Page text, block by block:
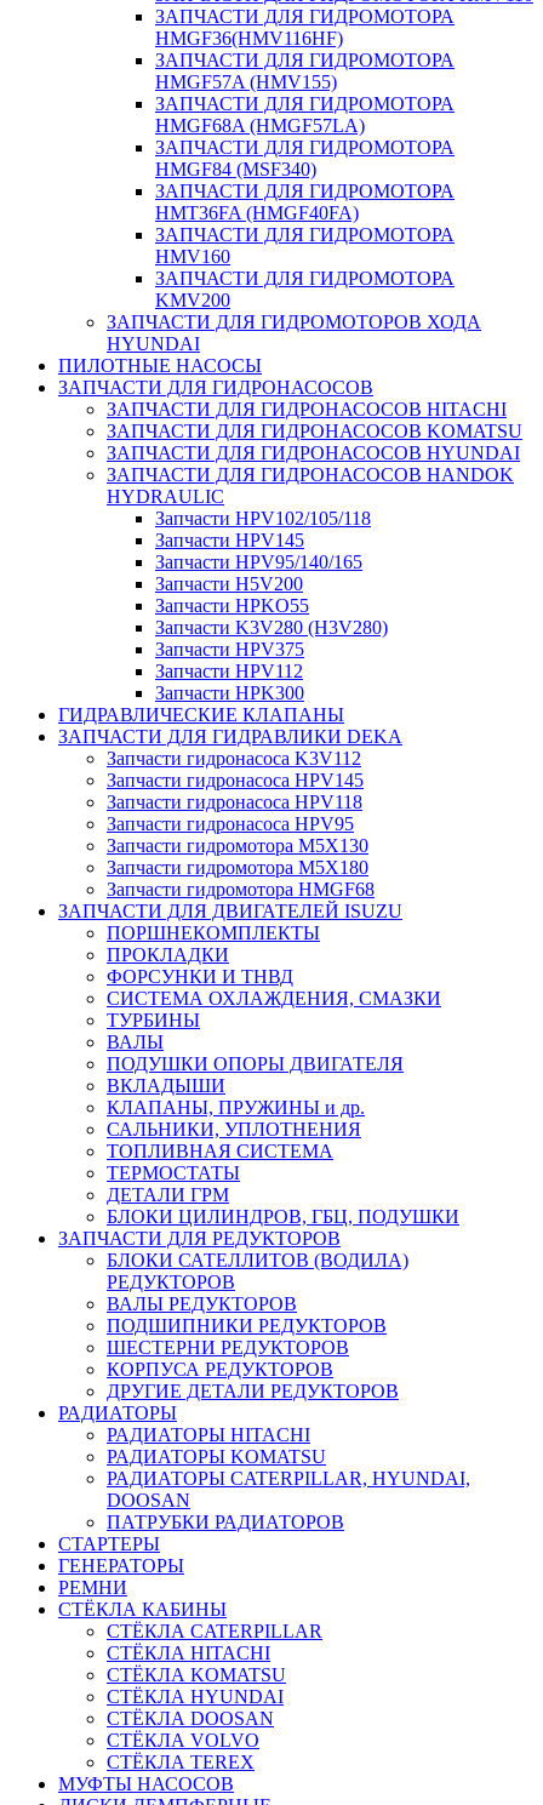
ЗАПЧАСТИ ДЛЯ ГИДРОМОТОРА
HMGF36(HMV116HF)
ЗАПЧАСТИ ДЛЯ ГИДРОМОТОРА
HMGF57A (HMV155)
ЗАПЧАСТИ ДЛЯ ГИДРОМОТОРА
HMGF68A (HMGF57LA)
ЗАПЧАСТИ ДЛЯ ГИДРОМОТОРА
HMGF84 (MSF340)
ЗАПЧАСТИ ДЛЯ ГИДРОМОТОРА
HMT36FA (HMGF40FA)
ЗАПЧАСТИ ДЛЯ ГИДРОМОТОРА
HMV160
ЗАПЧАСТИ ДЛЯ ГИДРОМОТОРА
KMV200
ЗАПЧАСТИ ДЛЯ ГИДРОМОТОРОВ ХОДА
HYUNDAI
ПИЛОТНЫЕ НАСОСЫ
ЗАПЧАСТИ ДЛЯ ГИДРОНАСОСОВ
ЗАПЧАСТИ ДЛЯ ГИДРОНАСОСОВ HITACHI
ЗАПЧАСТИ ДЛЯ ГИДРОНАСОСОВ KOMATSU
ЗАПЧАСТИ ДЛЯ ГИДРОНАСОСОВ HYUNDAI
ЗАПЧАСТИ ДЛЯ ГИДРОНАСОСОВ HANDOK
HYDRAULIC
Запчасти HPV102/105/118
Запчасти HPV145
Запчасти HPV95/140/165
Запчасти H5V200
Запчасти HPKO55
Запчасти K3V280 (H3V280)
Запчасти HPV375
Запчасти HPV112
Запчасти HPK300
ГИДРАВЛИЧЕСКИЕ КЛАПАНЫ
ЗАПЧАСТИ ДЛЯ ГИДРАВЛИКИ DEKA
Запчасти гидронасоса K3V112
Запчасти гидронасоса HPV145
Запчасти гидронасоса HPV118
Запчасти гидронасоса HPV95
Запчасти гидромотора M5X130
Запчасти гидромотора M5X180
Запчасти гидромотора HMGF68
ЗАПЧАСТИ ДЛЯ ДВИГАТЕЛЕЙ ISUZU
ПОРШНЕКОМПЛЕКТЫ
ПРОКЛАДКИ
ФОРСУНКИ И ТНВД
СИСТЕМА ОХЛАЖДЕНИЯ, СМАЗКИ
ТУРБИНЫ
ВАЛЫ
ПОДУШКИ ОПОРЫ ДВИГАТЕЛЯ
ВКЛАДЫШИ
КЛАПАНЫ, ПРУЖИНЫ и др.
САЛЬНИКИ, УПЛОТНЕНИЯ
ТОПЛИВНАЯ СИСТЕМА
ТЕРМОСТАТЫ
ДЕТАЛИ ГРМ
БЛОКИ ЦИЛИНДРОВ, ГБЦ, ПОДУШКИ
ЗАПЧАСТИ ДЛЯ РЕДУКТОРОВ
БЛОКИ САТЕЛЛИТОВ (ВОДИЛА)
РЕДУКТОРОВ
ВАЛЫ РЕДУКТОРОВ
ПОДШИПНИКИ РЕДУКТОРОВ
ШЕСТЕРНИ РЕДУКТОРОВ
КОРПУСА РЕДУКТОРОВ
ДРУГИЕ ДЕТАЛИ РЕДУКТОРОВ
РАДИАТОРЫ
РАДИАТОРЫ HITACHI
РАДИАТОРЫ KOMATSU
РАДИАТОРЫ CATERPILLAR, HYUNDAI,
DOOSAN
ПАТРУБКИ РАДИАТОРОВ
СТАРТЕРЫ
ГЕНЕРАТОРЫ
РЕМНИ
СТЁКЛА КАБИНЫ
СТЁКЛА CATERPILLAR
СТЁКЛА HITACHI
СТЁКЛА KOMATSU
СТЁКЛА HYUNDAI
СТЁКЛА DOOSAN
СТЁКЛА VOLVO
СТЁКЛА TEREX
МУФТЫ НАСОСОВ